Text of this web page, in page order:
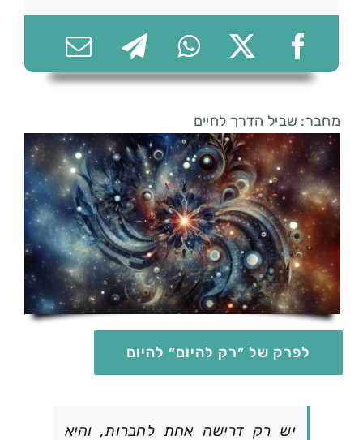
074-7361656
מחבר: שביל הדרך לחיים
לפרק של ״רק להיום״ להיום
יש רק דרישה אחת לחברות, והיא